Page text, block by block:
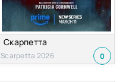
Скарпетта
Scarpetta 2026 0